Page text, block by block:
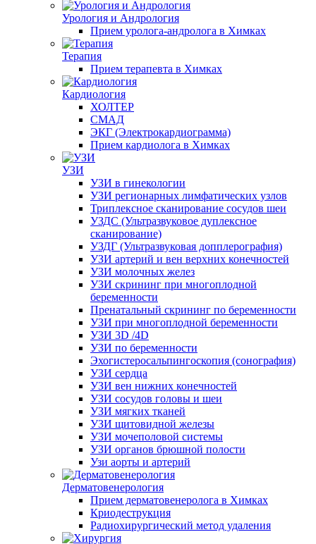
Урология и Андрология
Прием уролога-андролога в Химках
Терапия
Прием терапевта в Химках
Кардиология
ХОЛТЕР
СМАД
ЭКГ (Электрокардиограмма)
Прием кардиолога в Химках
УЗИ
УЗИ в гинекологии
УЗИ регионарных лимфатических узлов
Триплексное сканирование сосудов шеи
УЗДС (Ультразвуковое дуплексное
сканирование)
УЗДГ (Ультразвуковая допплерография)
УЗИ артерий и вен верхних конечностей
УЗИ молочных желез
УЗИ скрининг при многоплодной
беременности
Пренатальный скрининг по беременности
УЗИ при многоплодной беременности
УЗИ 3D /4D
УЗИ по беременности
Эхогистеросальпингоскопия (сонография)
УЗИ сердца
УЗИ вен нижних конечностей
УЗИ сосудов головы и шеи
УЗИ мягких тканей
УЗИ щитовидной железы
УЗИ мочеполовой системы
УЗИ органов брюшной полости
Узи аорты и артерий
Дерматовенерология
Прием дерматовенеролога в Химках
Криодеструкция
Радиохирургический метод удаления